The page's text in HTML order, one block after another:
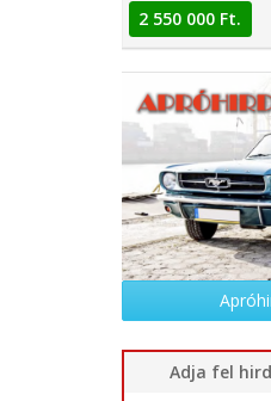
2 550 000 Ft.
Adja fel